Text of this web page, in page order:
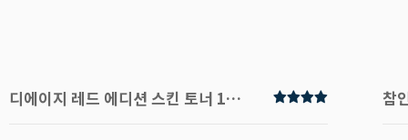
디에이지 레드 에디션 스킨 토너 120ml 참